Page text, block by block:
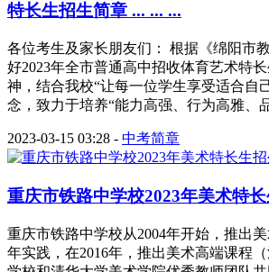
特长生招生简章 ... ... ...
各位考生及家长朋友们： 根据《绵阳市
好2023年全市普通高中招收体育艺术特
神，结合我校“让每一位学生享受适合自
念，致力于培养“能力高强、行为高雅、
2023-03-15 03:28 - 中考简章
重庆市铁路中学校2023年美术特
重庆市铁路中学校从2004年开始，推出
年实践，在2016年，推出美术高端课程